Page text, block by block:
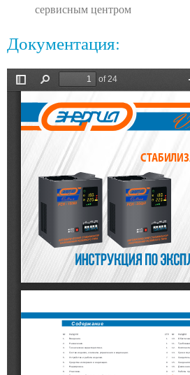
сервисным центром
Документация: